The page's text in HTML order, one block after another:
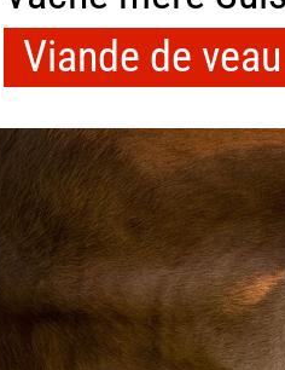
Viande de